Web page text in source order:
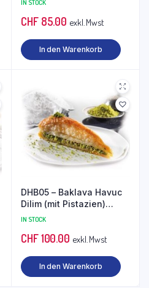
IN STOCK
CHF85.00 exkl. Mwst
In den Warenkorb
DHB05 – Baklava Havuc
Dilim (mit Pistazien)
2.2kg
IN STOCK
CHF100.00 exkl. Mwst
In den Warenkorb